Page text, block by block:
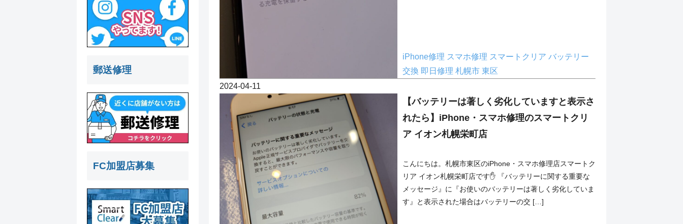
iPhone修理 スマホ修理 スマートクリア バッテリー
交換 即日修理 札幌市 東区
2024-04-11
【バッテリーは著しく劣化していますと表示さ
れたら】iPhone・スマホ修理のスマートクリ
ア イオン札幌栄町店
こんにちは。札幌市東区のiPhone・スマホ修理店スマートク
リア イオン札幌栄町店です✋ 『バッテリーに関する重要な
メッセージ』に『お使いのバッテリーは著しく劣化していま
す』と表示された場合はバッテリーの交 […]
郵送修理
FC加盟店募集